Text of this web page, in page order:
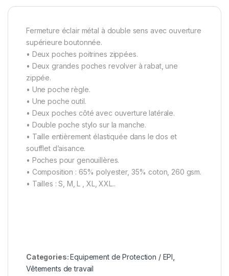
Fermeture éclair métal à double sens avec ouverture
supérieure boutonnée.
• Deux poches poitrines zippées.
• Deux grandes poches revolver à rabat, une
zippée.
• Une poche règle.
• Une poche outil.
• Deux poches côté avec ouverture latérale.
• Double poche stylo sur la manche.
• Taille entièrement élastiquée dans le dos et
soufflet d’aisance.
• Poches pour genouillères.
• Composition : 65% polyester, 35% coton, 260 gsm.
• Tailles : S, M, L , XL, XXL..
Categories:Equipement de Protection / EPI
Vêtements de travail